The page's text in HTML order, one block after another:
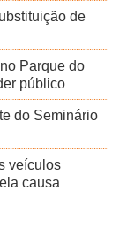
de
Parque do
público
do Seminário
veículos
causa